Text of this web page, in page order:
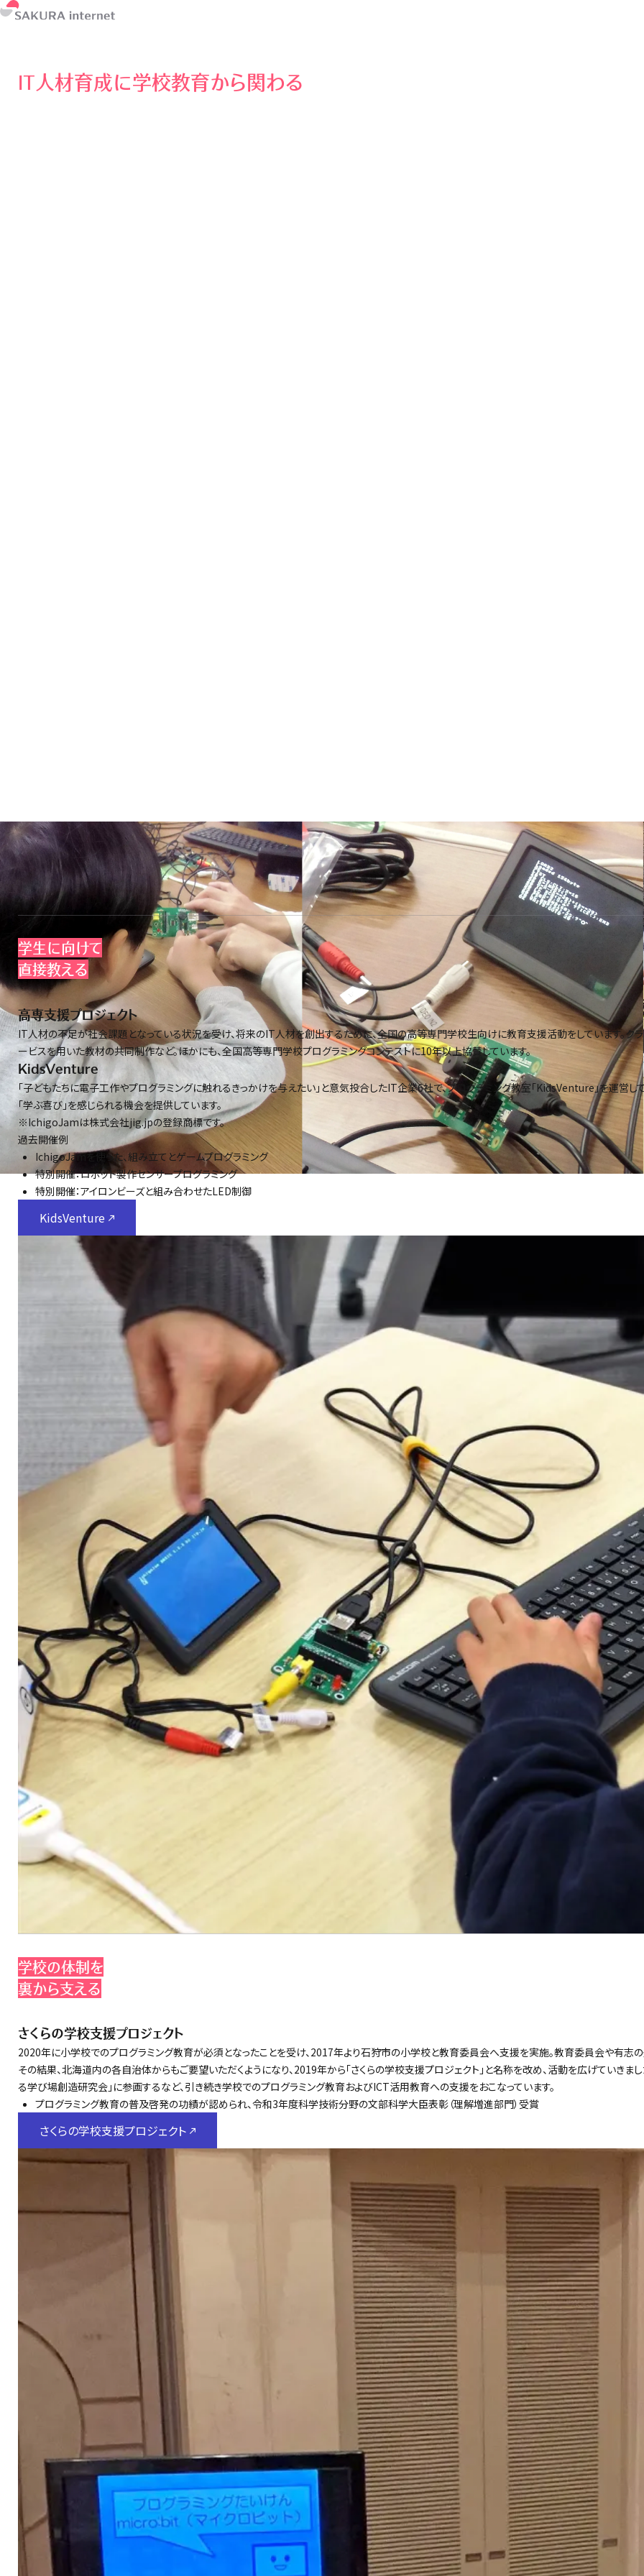
IT人材育成に学校教育から関わる
「もっとプログラミングの楽しさを知ってほしい」「高いITスキルを身に付けて社会で活躍してほしい」。そのような思いからIT教育
支援をしています。クラウド事業者として、どうすれば次世代に貢献できるか試行錯誤しながら活動を広げています。
学生に向けて
直接教える
高専支援プロジェクト
IT人材の不足が社会課題となっている状況を受け、将来のIT人材を創出するために、全国の高等専門学校生向けに教育支援活動をしています。ク
ービスを用いた教材の共同制作など。ほかにも、全国高等専門学校プログラミングコンテストに10年以上協賛しています。
KidsVenture
「子どもたちに電子工作やプログラミングに触れるきっかけを与えたい」と意気投合したIT企業6社で、プログラミング教室「KidsVenture」を運営し
「学ぶ喜び」を感じられる機会を提供しています。
※IchigoJamは株式会社jig.jpの登録商標です。
過去開催例
IchigoJamを使った、組み立てとゲームプログラミング
特別開催：ロボット製作センサープログラミング
特別開催：アイロンビーズと組み合わせたLED制御
KidsVenture
学校の体制を
裏から支える
さくらの学校支援プロジェクト
2020年に小学校でのプログラミング教育が必須となったことを受け、2017年より石狩市の小学校と教育委員会へ支援を実施。教育委員会や有志
その結果、北海道内の各自治体からもご要望いただくようになり、2019年から「さくらの学校支援プロジェクト」と名称を改め、活動を広げていきま
る学び場創造研究会」に参画するなど、引き続き学校でのプログラミング教育およびICT活用教育への支援をおこなっています。
プログラミング教育の普及啓発の功績が認められ、令和3年度科学技術分野の文部科学大臣表彰（理解増進部門）受賞
さくらの学校支援プロジェクト